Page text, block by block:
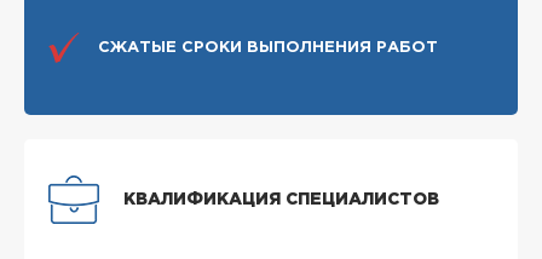
СЖАТЫЕ СРОКИ ВЫПОЛНЕНИЯ РАБОТ
КВАЛИФИКАЦИЯ СПЕЦИАЛИСТОВ